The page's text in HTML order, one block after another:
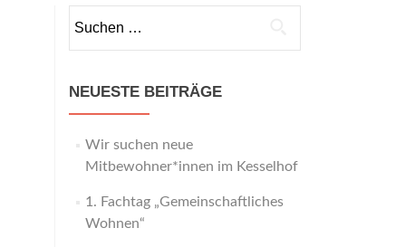
nach:
NEUESTE BEITRÄGE
Wir suchen neue
Mitbewohner*innen im Kesselhof
1. Fachtag „Gemeinschaftliches
Wohnen“